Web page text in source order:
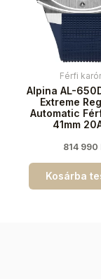
Férfi
Alpina AL-
Extreme
Automatic
41mm
814 990
Kosárba